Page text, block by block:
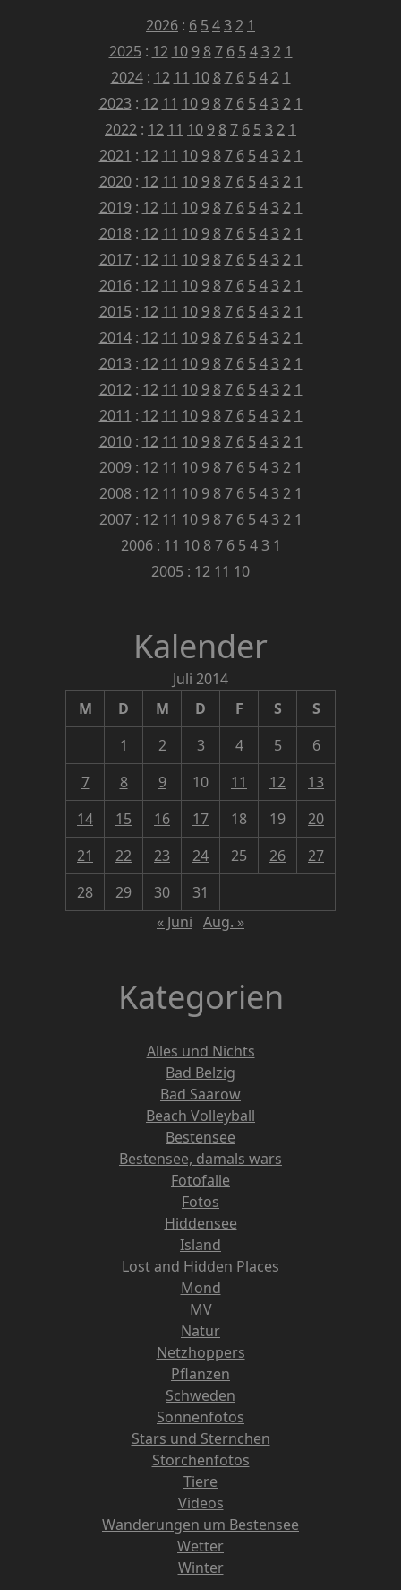
2026 : 6 5 43 2 1
2025 : 12 10 9 8 7 6 5 4 3 2 1
2024: 12 11 10 8 7 6 5 4 2 1
2023 : 12 11 10 9 8 7 6 5 4 3 2 1
2022 : 12 11 10 9 87 6 5 3 2 1
2021 : 12 11 10 9 8 7 6 5 4 3 2 1
2020: 12 11 10 9 8 7 6 5 4 3 2 1
2019: 12 11 10 9 8 7 6 5 4 3 2 1
2018: 12 11 10 9 8 7 6 5 4 3 2 1
2017: 12 11 10 9 8 7 6 5 4 3 2 1
2016: 12 11 10 9 8 7 6 5 4 3 2 1
2015 : 12 11 10 9 8 7 6 5 4 3 2 1
2014: 12 11 10 9 8 7 6 5 4 3 2 1
2013 : 12 11 10 9 8 7 6 5 4 3 2 1
2012: 12 11 10 9 8 7 6 5 4 3 2 1
2011 : 12 11 10 9 8 7 6 5 4 3 2 1
2010: 12 11 10 9 8 7 6 5 4 3 2 1
2009: 12 11 10 9 8 7 6 5 4 3 2 1
2008: 12 11 10 9 8 7 6 5 4 3 2 1
2007: 12 11 10 9 8 7 6 5 4 3 2 1
2006: 11 10 8 7 6 5 4 3 1
2005 : 12 11 10
Kalender
Juli 2014
M
D M D F S
S
1
2 3 4 5
6
7
8 9 10 11 12
13
14
15 16 17 18 19
20
21
22 23 24 25 26
27
28
29 30
31
« Juni Aug. »
Kategorien
Alles und Nichts
Bad Belzig
Bad Saarow
Beach Volleyball
Bestensee
Bestensee, damals wars
Fotofalle
Fotos
Hiddensee
Island
Lost and Hidden Places
Mond
MV
Natur
Netzhoppers
Pflanzen
Schweden
Sonnenfotos
Stars und Sternchen
Storchenfotos
Tiere
Videos
Wanderungen um Bestensee
Wetter
Winter